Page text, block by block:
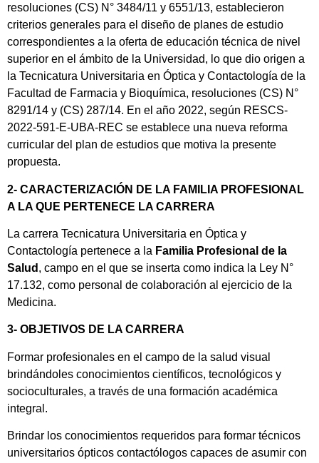
resoluciones (CS) N° 3484/11 y 6551/13, establecieron
criterios generales para el diseño de planes de estudio
correspondientes a la oferta de educación técnica de nivel
superior en el ámbito de la Universidad, lo que dio origen a
la Tecnicatura Universitaria en Óptica y Contactología de la
Facultad de Farmacia y Bioquímica, resoluciones (CS) N°
8291/14 y (CS) 287/14. En el año 2022, según RESCS-
2022-591-E-UBA-REC se establece una nueva reforma
curricular del plan de estudios que motiva la presente
propuesta.
2- CARACTERIZACIÓN DE LA FAMILIA PROFESIONAL
A LA QUE PERTENECE LA CARRERA
La carrera Tecnicatura Universitaria en Óptica y
Contactología pertenece a la Familia Profesional de la
Salud , campo en el que se inserta como indica la Ley N°
17.132, como personal de colaboración al ejercicio de la
Medicina.
3- OBJETIVOS DE LA CARRERA
Formar profesionales en el campo de la salud visual
brindándoles conocimientos científicos, tecnológicos y
socioculturales, a través de una formación académica
integral.
Brindar los conocimientos requeridos para formar técnicos
universitarios ópticos contactólogos capaces de asumir con